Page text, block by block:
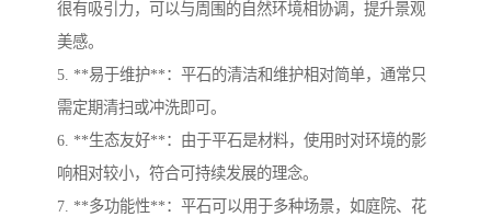
很有吸引力，可以与周围的自然环境相协调，提升景观
美感。
5. **易于维护**：平石的清洁和维护相对简单，通常只
需定期清扫或冲洗即可。
6. **生态友好**：由于平石是材料，使用时对环境的影
响相对较小，符合可持续发展的理念。
7. **多功能性**：平石可以用于多种场景，如庭院、花